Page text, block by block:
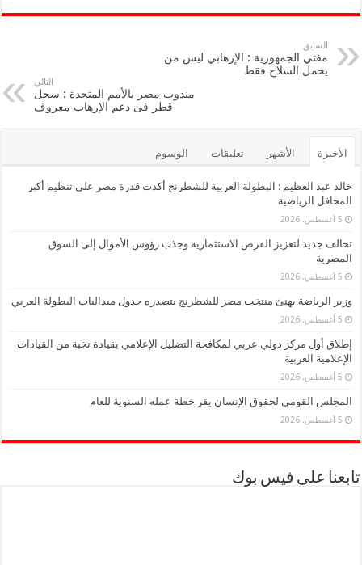
e
b
o
tt
السابق
مفتي الجمهورية : الإرهابي ليس من
يحمل السلاح فقط
التالي
مندوب مصر بالأمم المتحدة : سجل
قطر فى دعم الإرهاب معروف
الأخيرة الأشهر تعليقات الوسوم
خالد عبد العظيم : البطولة العربية للشطرنج أكدت قدرة مصر على تنظيم أكبر
المحافل الرياضية
5 أغسطس، 2026
تحالف جديد لتعزيز الفرص الاستثمارية وجذب رؤوس الأموال إلى السوق
المصرية
5 أغسطس، 2026
وزير الرياضة يهنئ منتخب مصر للشطرنج بتصدره جدول ميداليات البطولة العربي
5 أغسطس، 2026
إطلاق أول مركز دولي عربي لمكافحة التضليل الإعلامي بقيادة نخبة من القيادات
الإعلامية العربية
5 أغسطس، 2026
المجلس القومي لحقوق الإنسان يقر خطة عمله السنوية للعام
5 أغسطس، 2026
تابعنا على فيس بوك